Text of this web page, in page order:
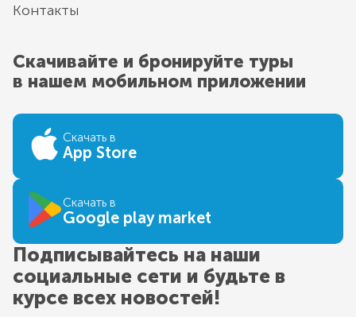
Контакты
Скачивайте и бронируйте туры
в нашем мобильном приложении
Скачать в
App Store
Скачать в
Google play market
Подписывайтесь на наши
социальные сети и будьте в
курсе всех новостей!